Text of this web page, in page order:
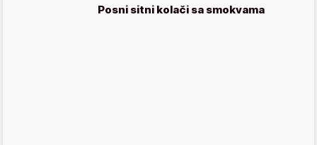
Posni sitni kolači sa smokvama